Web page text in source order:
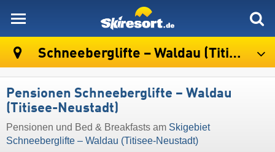
Schneeberglifte – Waldau (Titisee-Neustadt)
Pensionen Schneeberglifte – Waldau
(Titisee-Neustadt)
Pensionen und Bed & Breakfasts am Skigebiet
Schneeberglifte – Waldau (Titisee-Neustadt)